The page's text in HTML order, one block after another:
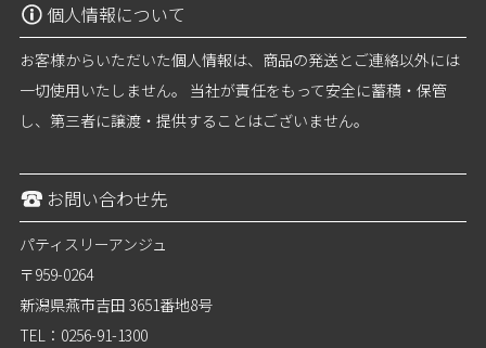
個人情報について
お客様からいただいた個人情報は、商品の発送とご連絡以外には
一切使用いたしません。 当社が責任をもって安全に蓄積・保管
し、第三者に譲渡・提供することはございません。
お問い合わせ先
パティスリーアンジュ
〒959-0264
新潟県燕市吉田 3651番地8号
TEL：0256-91-1300